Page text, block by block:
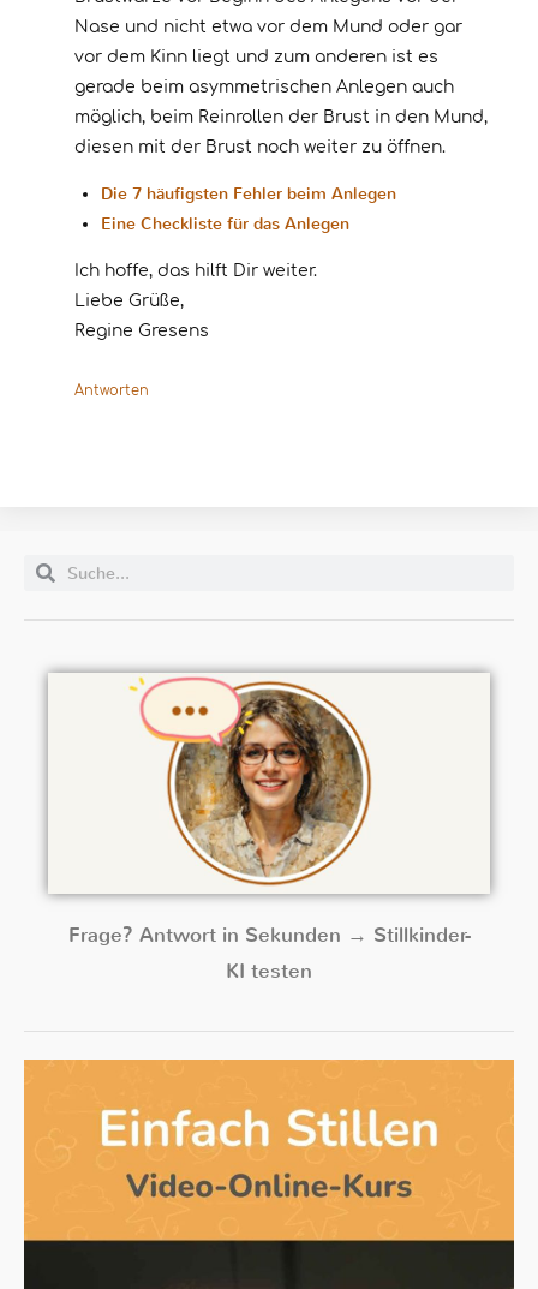
Nase und nicht etwa vor dem Mund oder gar
vor dem Kinn liegt und zum anderen ist es
gerade beim asymmetrischen Anlegen auch
möglich, beim Reinrollen der Brust in den Mund,
diesen mit der Brust noch weiter zu öffnen.
Die 7 häufigsten Fehler beim Anlegen
Eine Checkliste für das Anlegen
Ich hoffe, das hilft Dir weiter.
Liebe Grüße,
Regine Gresens
Antworten
Frage? Antwort in Sekunden → Stillkinder-
KI testen